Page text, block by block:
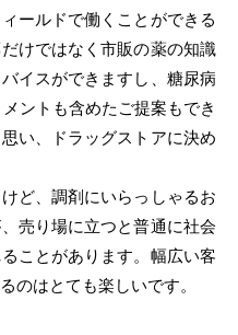
ールドで働くことができる
けではなく市販の薬の知識
イスができますし、糖尿病
ントも含めたご提案もでき
い、ドラッグストアに決め
ど、調剤にいらっしゃるお
売り場に立つと普通に社会
ことがあります。幅広い客
のはとても楽しいです。